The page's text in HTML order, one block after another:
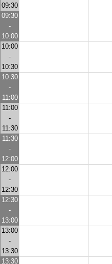
09:30
09:30
-
10:00
10:00
-
10:30
10:30
-
11:00
11:00
-
11:30
11:30
-
12:00
12:00
-
12:30
12:30
-
13:00
13:00
-
13:30
13:30